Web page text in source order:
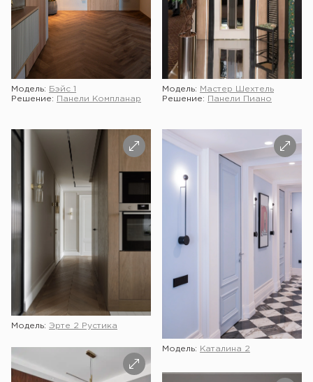
Модель:
Бэйс 1
Решение:
Панели Компланар
Модель:
Мастер Шехтель
Решение:
Панели Пиано
Модель: Эрте 2 Рустика
Модель: Каталина 2